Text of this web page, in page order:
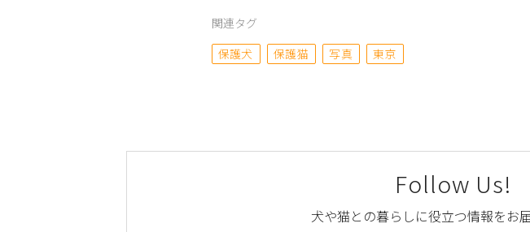
関連タグ
保護犬
保護猫 写真 東京
Follow Us!
犬や猫との暮らしに役立つ情報をお届